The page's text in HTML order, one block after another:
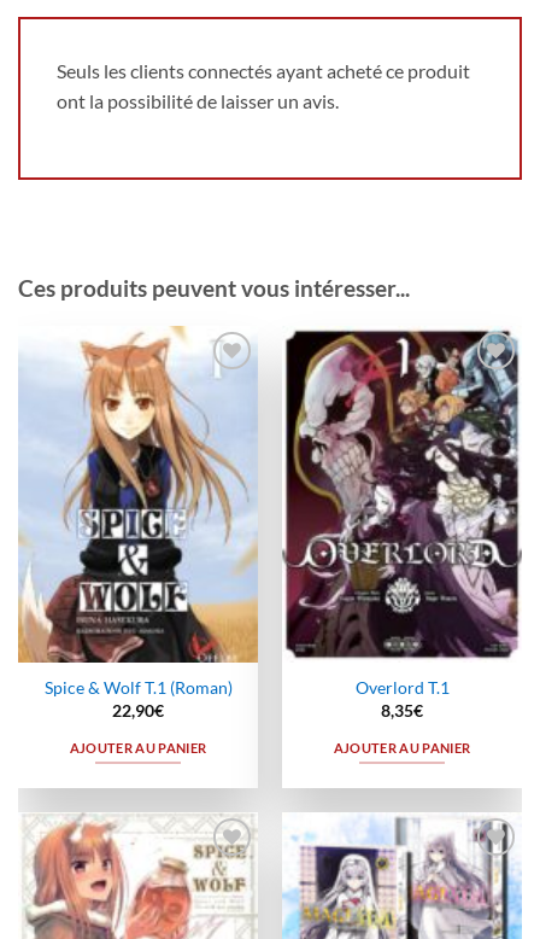
Seuls les clients connectés ayant acheté ce produit
ont la possibilité de laisser un avis.
Ces produits peuvent vous intéresser...
wishlist
Spice & Wolf T.1 (Roman)
22,90€
AJOUTER AU PANIER
Ajouter
à la
wishlist
Overlord T.1
8,35€
AJOUTER AU PANIER
Ajouter
à la
wishlist
Ajouter
à la
wishlist